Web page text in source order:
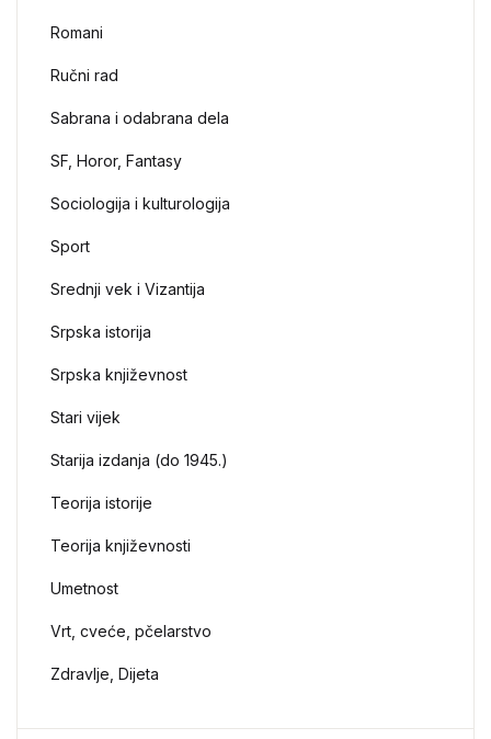
Romani
Ručni rad
Sabrana i odabrana dela
SF, Horor, Fantasy
Sociologija i kulturologija
Sport
Srednji vek i Vizantija
Srpska istorija
Srpska književnost
Stari vijek
Starija izdanja (do 1945.)
Teorija istorije
Teorija književnosti
Umetnost
Vrt, cveće, pčelarstvo
Zdravlje, Dijeta